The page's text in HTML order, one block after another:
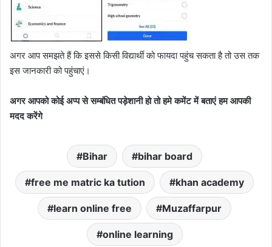
अगर आप समझते हैं कि इससे किसी विद्यार्थी को फायदा पहुंच सकता है तो उस तक
इस जानकारी को पहुंचाएं।
अगर आपको कोई अप्प से सम्बंधित पड़ेशानी हो तो हमे कमेंट में बताएं हम आपकी
मदद करेंगे
Bihar bihar board
free me matric ka tution khan academy
learn online free Muzaffarpur
online learning